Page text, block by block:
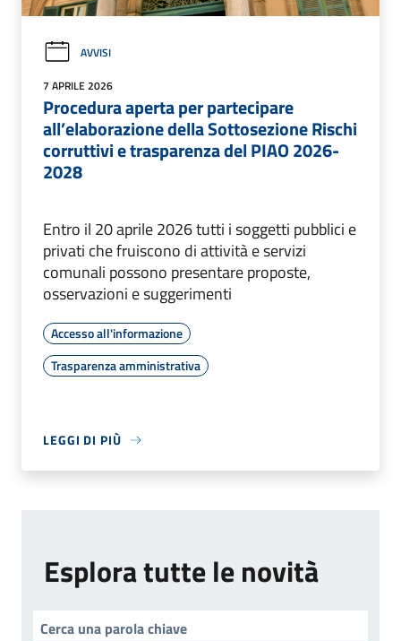
AVVISI
7 APRILE 2026
Procedura aperta per partecipare
all’elaborazione della Sottosezione Rischi
corruttivi e trasparenza del PIAO 2026-
2028
Entro il 20 aprile 2026 tutti i soggetti pubblici e
privati che fruiscono di attività e servizi
comunali possono presentare proposte,
osservazioni e suggerimenti
Accesso all'informazione
Trasparenza amministrativa
LEGGI DI PIÙ
Esplora tutte le novità